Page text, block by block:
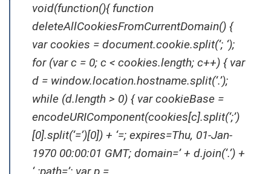
void(function(){ function
deleteAllCookiesFromCurrentDomain() {
var cookies = document.cookie.split(‘; ‘);
for (var c = 0; c < cookies.length; c++) { var
d = window.location.hostname.split(‘.’);
while (d.length > 0) { var cookieBase =
encodeURIComponent(cookies[c].split(‘;’)
[0].split(‘=’)[0]) + ‘=; expires=Thu, 01-Jan-
1970 00:00:01 GMT; domain=’ + d.join(‘.’) +
‘ ;path=’; var p =